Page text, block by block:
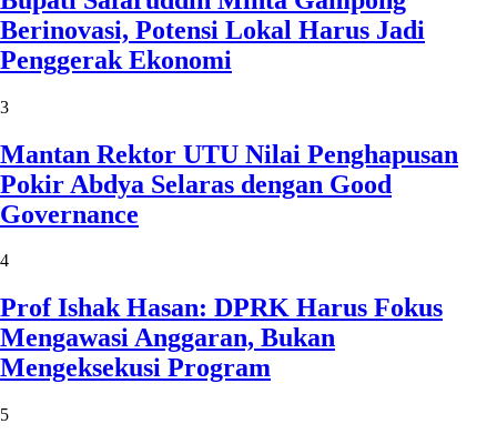
Berinovasi, Potensi Lokal Harus Jadi
Penggerak Ekonomi
3
Mantan Rektor UTU Nilai Penghapusan
Pokir Abdya Selaras dengan Good
Governance
4
Prof Ishak Hasan: DPRK Harus Fokus
Mengawasi Anggaran, Bukan
Mengeksekusi Program
5